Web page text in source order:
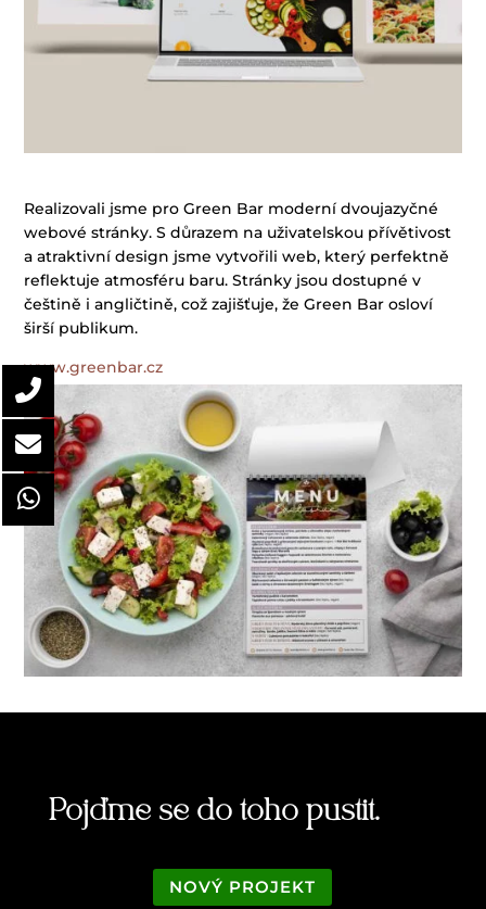
Realizovali jsme pro Green Bar moderní dvoujazyčné
webové stránky. S důrazem na uživatelskou přívětivost
a atraktivní design jsme vytvořili web, který perfektně
reflektuje atmosféru baru. Stránky jsou dostupné v
češtině i angličtině, což zajišťuje, že Green Bar osloví
širší publikum.
www.greenbar.cz
Pojďme se do toho pustit.
NOVÝ PROJEKT